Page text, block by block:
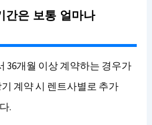
간은 보통 얼마나
36개월 이상 계약하는 경우가
계약 시 렌트사별로 추가
.